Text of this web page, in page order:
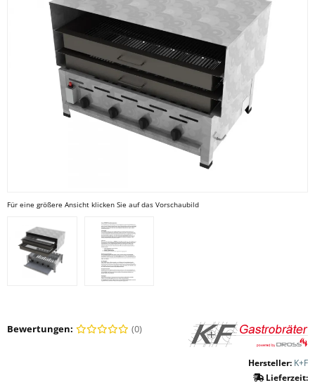
Für eine größere Ansicht klicken Sie auf das Vorschaubild
Bewertungen: (0)
Hersteller: K+F
Lieferzeit: